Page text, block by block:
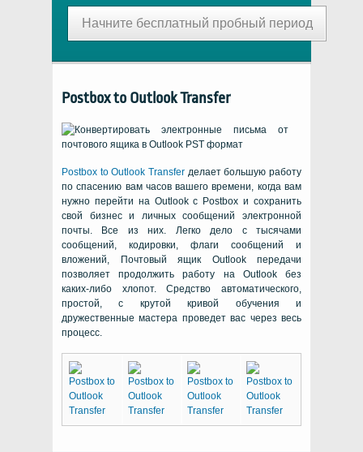
Начните бесплатный пробный период
Postbox to Outlook Transfer
Postbox to Outlook Transfer делает большую работу
по спасению вам часов вашего времени, когда вам
нужно перейти на Outlook с Postbox и сохранить
свой бизнес и личных сообщений электронной
почты. Все из них. Легко дело с тысячами
сообщений, кодировки, флаги сообщений и
вложений, Почтовый ящик Outlook передачи
позволяет продолжить работу на Outlook без
каких-либо хлопот. Средство автоматического,
простой, с крутой кривой обучения и
дружественные мастера проведет вас через весь
процесс.